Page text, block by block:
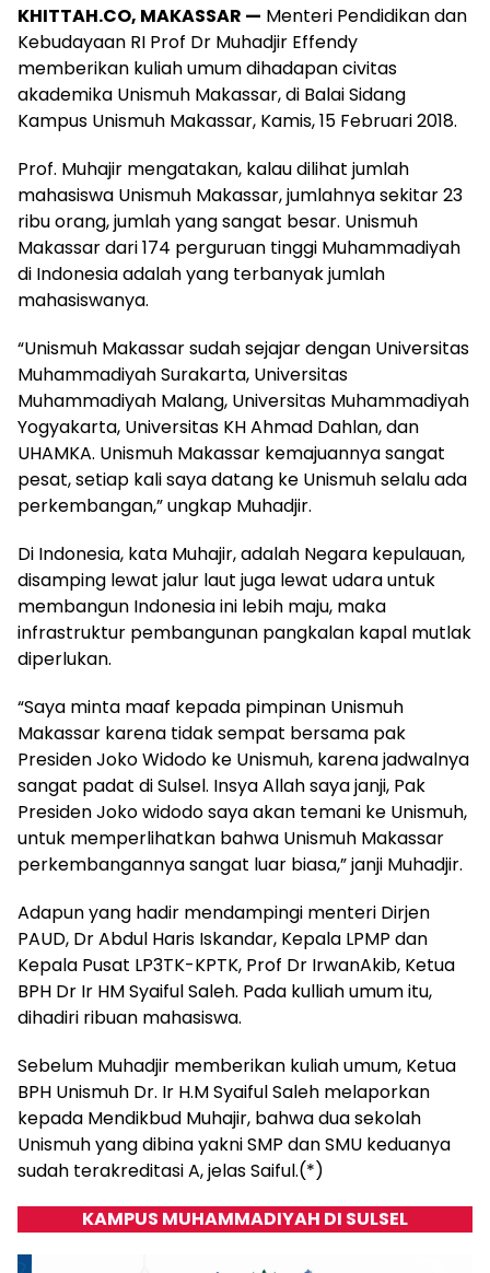
KHITTAH.CO, MAKASSAR — Menteri Pendidikan dan
Kebudayaan RI Prof Dr Muhadjir Effendy
memberikan kuliah umum dihadapan civitas
akademika Unismuh Makassar, di Balai Sidang
Kampus Unismuh Makassar, Kamis, 15 Februari 2018.
Prof. Muhajir mengatakan, kalau dilihat jumlah
mahasiswa Unismuh Makassar, jumlahnya sekitar 23
ribu orang, jumlah yang sangat besar. Unismuh
Makassar dari 174 perguruan tinggi Muhammadiyah
di Indonesia adalah yang terbanyak jumlah
mahasiswanya.
“Unismuh Makassar sudah sejajar dengan Universitas
Muhammadiyah Surakarta, Universitas
Muhammadiyah Malang, Universitas Muhammadiyah
Yogyakarta, Universitas KH Ahmad Dahlan, dan
UHAMKA. Unismuh Makassar kemajuannya sangat
pesat, setiap kali saya datang ke Unismuh selalu ada
perkembangan,” ungkap Muhadjir.
Di Indonesia, kata Muhajir, adalah Negara kepulauan,
disamping lewat jalur laut juga lewat udara untuk
membangun Indonesia ini lebih maju, maka
infrastruktur pembangunan pangkalan kapal mutlak
diperlukan.
“Saya minta maaf kepada pimpinan Unismuh
Makassar karena tidak sempat bersama pak
Presiden Joko Widodo ke Unismuh, karena jadwalnya
sangat padat di Sulsel. Insya Allah saya janji, Pak
Presiden Joko widodo saya akan temani ke Unismuh,
untuk memperlihatkan bahwa Unismuh Makassar
perkembangannya sangat luar biasa,” janji Muhadjir.
Adapun yang hadir mendampingi menteri Dirjen
PAUD, Dr Abdul Haris Iskandar, Kepala LPMP dan
Kepala Pusat LP3TK-KPTK, Prof Dr IrwanAkib, Ketua
BPH Dr Ir HM Syaiful Saleh. Pada kulliah umum itu,
dihadiri ribuan mahasiswa.
Sebelum Muhadjir memberikan kuliah umum, Ketua
BPH Unismuh Dr. Ir H.M Syaiful Saleh melaporkan
kepada Mendikbud Muhajir, bahwa dua sekolah
Unismuh yang dibina yakni SMP dan SMU keduanya
sudah terakreditasi A, jelas Saiful.(*)
KAMPUS MUHAMMADIYAH DI SULSEL